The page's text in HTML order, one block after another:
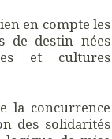
en compte les
de destin nées
et cultures
la concurrence
des solidarités